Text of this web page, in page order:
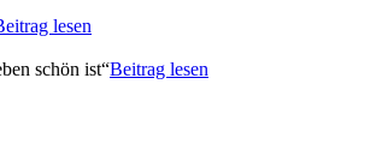
lesen
schön ist“Beitrag lesen